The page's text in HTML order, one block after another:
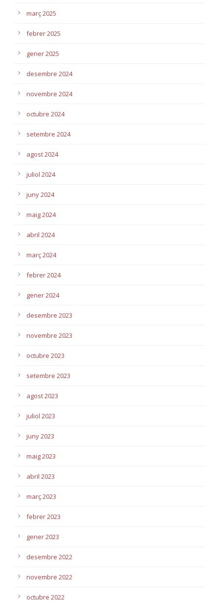
març 2025
febrer 2025
gener 2025
desembre 2024
novembre 2024
octubre 2024
setembre 2024
agost 2024
juliol 2024
juny 2024
maig 2024
abril 2024
març 2024
febrer 2024
gener 2024
desembre 2023
novembre 2023
octubre 2023
setembre 2023
agost 2023
juliol 2023
juny 2023
maig 2023
abril 2023
març 2023
febrer 2023
gener 2023
desembre 2022
novembre 2022
octubre 2022